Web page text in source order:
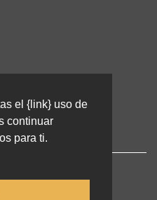
el {link} uso de
continuar
para ti.